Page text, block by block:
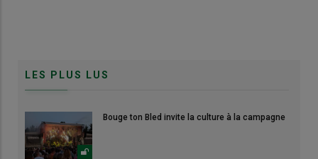
LES PLUS LUS
Bouge ton Bled invite la culture à la campagne